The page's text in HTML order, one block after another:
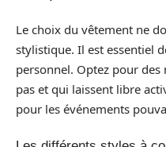
Le choix du vêtement ne
stylistique. Il est essentiel
personnel. Optez pour
pas et qui laissent libre
pour les événements